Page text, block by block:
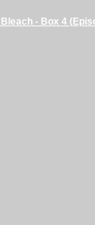
- Box 4